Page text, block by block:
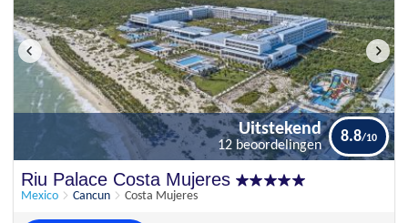
Uitstekend
Riu Palace Costa Mujeres
Mexico Cancun Costa Mujeres
Uitstekend
12 beoordelingen
8.8